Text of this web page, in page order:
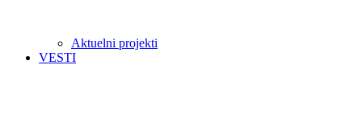
Aktuelni projekti
VESTI